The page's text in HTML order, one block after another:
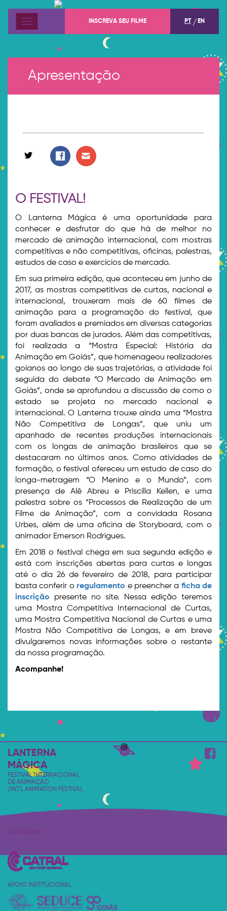
Menu INSCREVA SEU FILME PT EN
Apresentação
O FESTIVAL!
O Lanterna Mágica é uma oportunidade para
conhecer e desfrutar do que há de melhor no
mercado de animação internacional, com mostras
competitivas e não competitivas, oficinas, palestras,
estudos de caso e exercícios de mercado.
Em sua primeira edição, que aconteceu em junho de
2017, as mostras competitivas de curtas, nacional e
internacional, trouxeram mais de 60 filmes de
animação para a programação do festival, que
foram avaliados e premiados em diversas categorias
por duas bancas de jurados. Além das competitivas,
foi realizada a “Mostra Especial: História da
Animação em Goiás”, que homenageou realizadores
goianos ao longo de suas trajetórias, a atividade foi
seguida do debate “O Mercado de Animação em
Goiás”, onde se aprofundou a discussão de como o
estado se projeta no mercado nacional e
internacional. O Lanterna trouxe ainda uma “Mostra
Não Competitiva de Longas”, que uniu um
apanhado de recentes produções internacionais
com os longas de animação brasileiros que se
destacaram no últimos anos. Como atividades de
formação, o festival ofereceu um estudo de caso do
longa-metragem “O Menino e o Mundo”, com
presença de Alê Abreu e Priscilla Kellen, e uma
palestra sobre os “Processos de Realização de um
Filme de Animação”, com a convidada Rosana
Urbes, além de uma oficina de Storyboard, com o
animador Emerson Rodrigues.
Em 2018 o festival chega em sua segunda edição e
está com inscrições abertas para curtas e longas
até o dia 26 de fevereiro de 2018, para participar
basta conferir o regulamento e preencher a ficha de
inscrição presente no site. Nessa edição teremos
uma Mostra Competitiva Internacional de Curtas,
uma Mostra Competitiva Nacional de Curtas e uma
Mostra Não Competitiva de Longas, e em breve
divulgaremos novas informações sobre o restante
da nossa programação.
Acompanhe!
LANTERNA
MÁGICA
FESTIVAL INTERNACIONAL
DE ANIMAÇÃO
/INT'L ANIMATION FESTIVAL
PATROCÍNIO
APOIO INSTITUCIONAL